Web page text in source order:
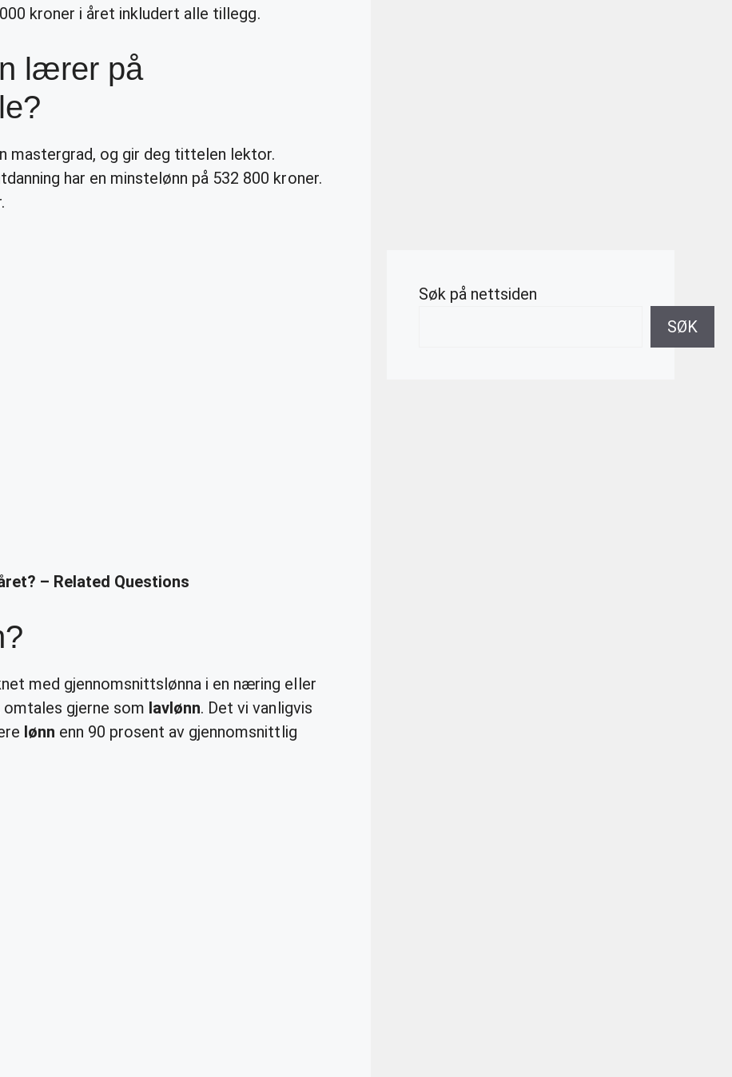
kroner i året inkludert alle tillegg.
lærer på
mastergrad, og gir deg tittelen lektor.
har en minstelønn på 532 800 kroner.
– Related Questions
med gjennomsnittslønna i en næring eller
gjerne som lavlønn. Det vi vanligvis
lønn enn 90 prosent av gjennomsnittlig
Søk på nettsiden
SØK